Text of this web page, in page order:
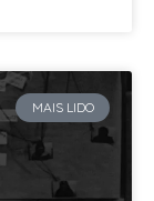
MAIS LIDO